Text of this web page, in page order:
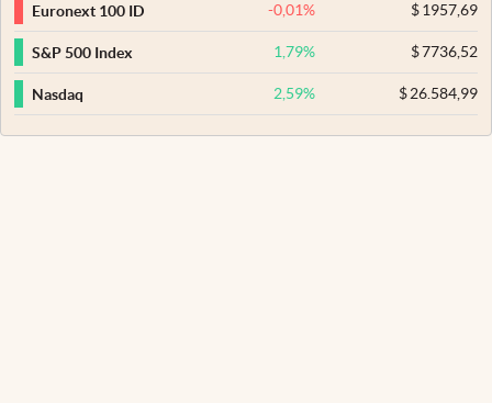
Euronext 100 ID -0,01% $1957,69
S&P 500 Index 1,79% $7736,52
Nasdaq 2,59% $26.584,99